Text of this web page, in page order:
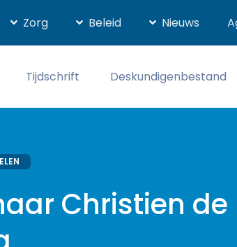
Zorg Beleid Nieuws
Tijdschrift Deskundigenbestand
Christien de